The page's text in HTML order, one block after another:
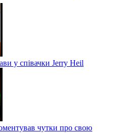
у співачки Jerry Heil
чутки про свою